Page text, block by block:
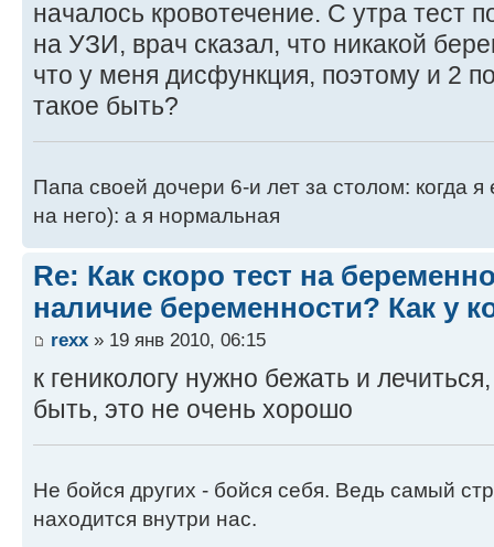
началось кровотечение. С утра тест
на УЗИ, врач сказал, что никакой
что у меня дисфункция, поэтому и 2
такое быть?
Папа своей дочери 6-и лет за столом: когда
на него): а я нормальная
Re: Как скоро тест на
наличие беременности? Как у
rexx » 19 янв 2010, 06:15
к геникологу нужно бежать и
быть, это не очень хорошо
Не бойся других - бойся себя. Ведь самый
находится внутри нас.